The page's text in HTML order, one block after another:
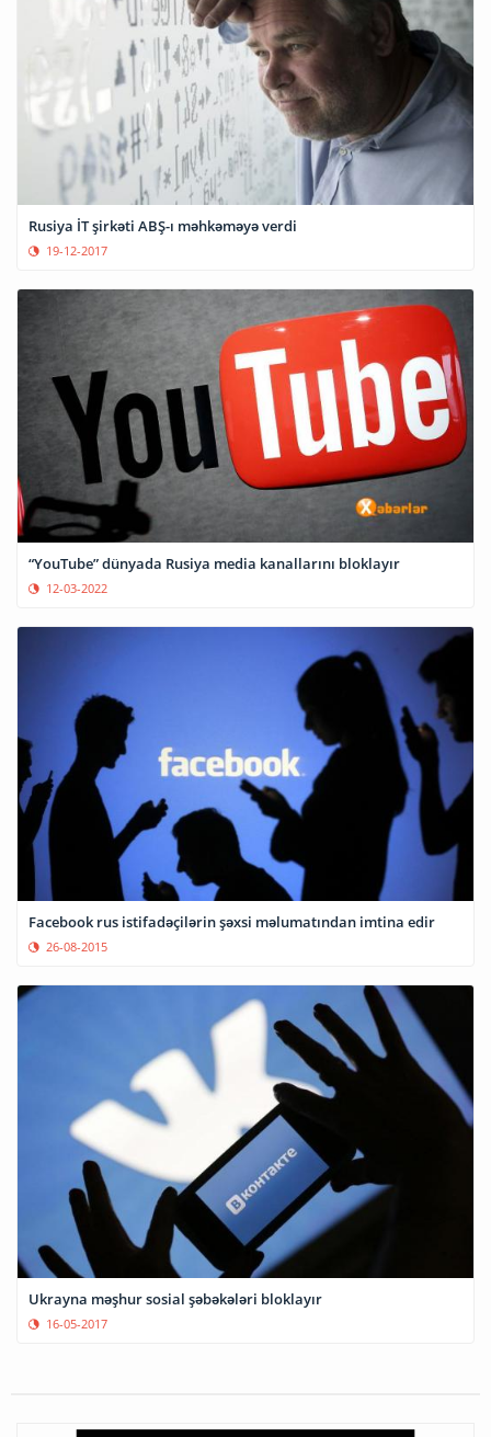
Rusiya İT şirkəti ABŞ-ı məhkəməyə verdi
19-12-2017
“YouTube” dünyada Rusiya media kanallarını bloklayır
12-03-2022
Facebook rus istifadəçilərin şəxsi məlumatından imtina edir
26-08-2015
Ukrayna məşhur sosial şəbəkələri bloklayır
16-05-2017